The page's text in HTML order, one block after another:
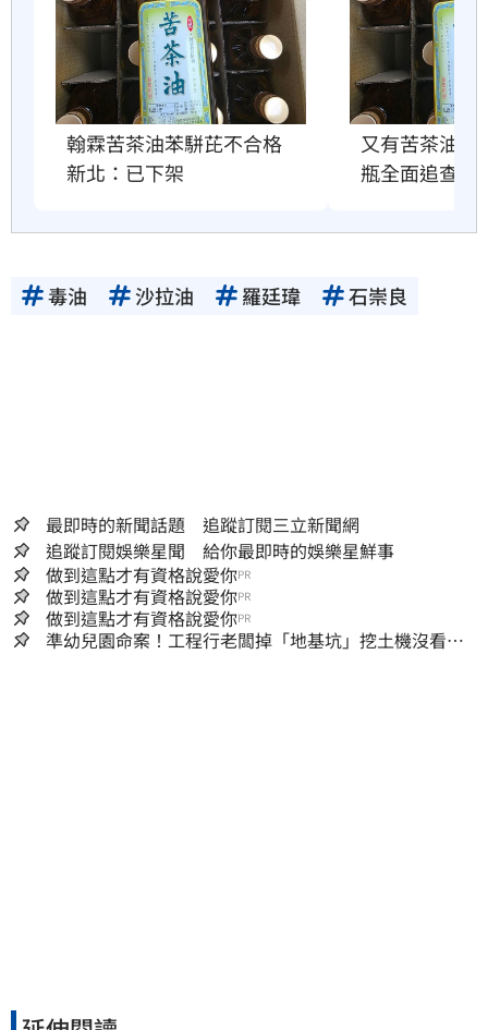
翰霖苦茶油苯駢芘不合格
新北：已下架
又有苦茶油苯
瓶全面追查
毒油 沙拉油 羅廷瑋 石崇良
最即時的新聞話題 追蹤訂閱三立新聞網
追蹤訂閱娛樂星聞 給你最即時的娛樂星鮮事
做到這點才有資格說愛你PR
做到這點才有資格說愛你PR
做到這點才有資格說愛你PR
準幼兒園命案！工程行老闆掉「地基坑」挖土機沒看